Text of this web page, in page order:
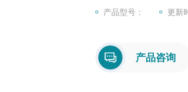
产品型号： 更新
产品咨询